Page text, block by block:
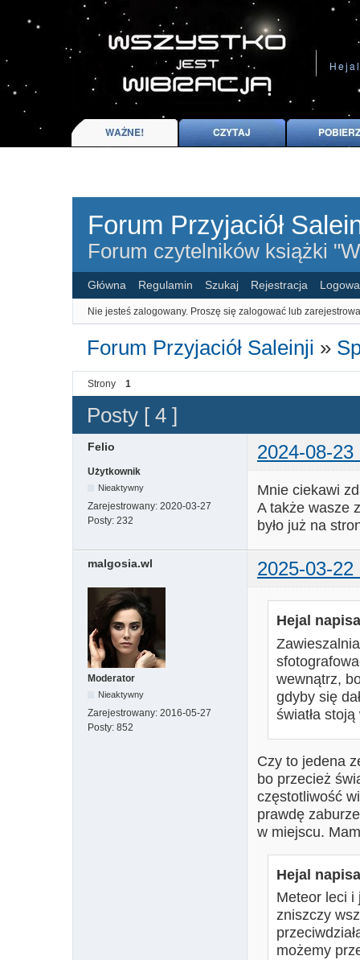
Forum Przyjaciół
Forum czytelników książki
Główna Regulamin Szukaj Rejestracja
Nie jesteś zalogowany. Proszę się zalogować lub
Forum Przyjaciół Saleinji »
Strony 1
Posty [ 4 ]
Felio 2024-08-23
Użytkownik
Nieaktywny
Zarejestrowany: 2020-03-27
Posty: 232
Mnie ciekawi
A także wasze
było już na
malgosia.wl 2025-03-22
Moderator
Nieaktywny
Zarejestrowany: 2016-05-27
Posty: 852
Hejal
wewnątrz,
gdyby się
światła
Czy to jedena
bo przecież
częstotliwość
prawdę
w miejscu.
Hejal
Meteor leci i
zniszczy
możemy